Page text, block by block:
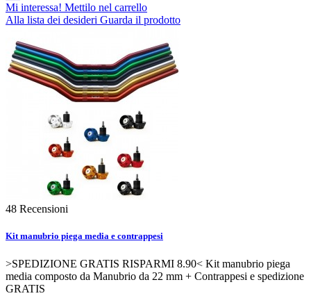
Mi interessa! Mettilo nel carrello
Alla lista dei desideri Guarda il prodotto
48 Recensioni
Kit manubrio piega media e contrappesi
>SPEDIZIONE GRATIS RISPARMI 8.90< Kit manubrio piega
media composto da Manubrio da 22 mm + Contrappesi e spedizione
GRATIS